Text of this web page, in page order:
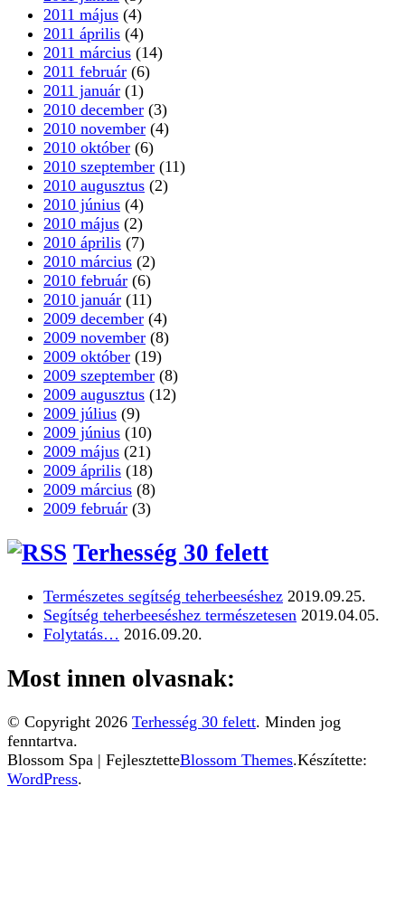
2011 május (4)
2011 április (4)
2011 március (14)
2011 február (6)
2011 január (1)
2010 december (3)
2010 november (4)
2010 október (6)
2010 szeptember (11)
2010 augusztus (2)
2010 június (4)
2010 május (2)
2010 április (7)
2010 március (2)
2010 február (6)
2010 január (11)
2009 december (4)
2009 november (8)
2009 október (19)
2009 szeptember (8)
2009 augusztus (12)
2009 július (9)
2009 június (10)
2009 május (21)
2009 április (18)
2009 március (8)
2009 február (3)
Terhesség 30 felett
Természetes segítség teherbeeséshez 2019.09.25.
Segítség teherbeeséshez természetesen 2019.04.05.
Folytatás… 2016.09.20.
Most innen olvasnak:
© Copyright 2026 Terhesség 30 felett. Minden jog
fenntartva.
Blossom Spa | FejlesztetteBlossom Themes.Készítette:
WordPress.